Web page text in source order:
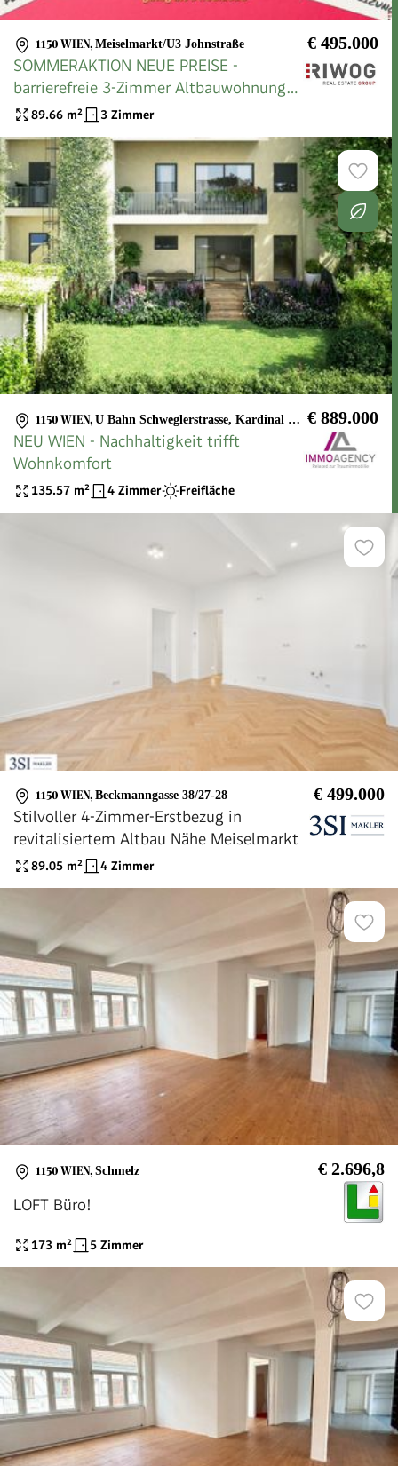
1150 WIEN, Meiselmarkt/U3 Johnstraße € 495.000
SOMMERAKTION NEUE PREISE -
barrierefreie 3-Zimmer Altbauwohnung
mit geräumiger Wohnküche | Fernwärme
89.66 m² 3 Zimmer
1150 WIEN, U Bahn Schweglerstrasse, Kardinal Rauscher Platz € 889.000
NEU WIEN - Nachhaltigkeit trifft
Wohnkomfort
135.57 m² 4 Zimmer Freifläche
1150 WIEN, Beckmanngasse 38/27-28 € 499.000
Stilvoller 4-Zimmer-Erstbezug in
revitalisiertem Altbau Nähe Meiselmarkt
89.05 m² 4 Zimmer
1150 WIEN, Schmelz € 2.696,8
LOFT Büro!
173 m² 5 Zimmer